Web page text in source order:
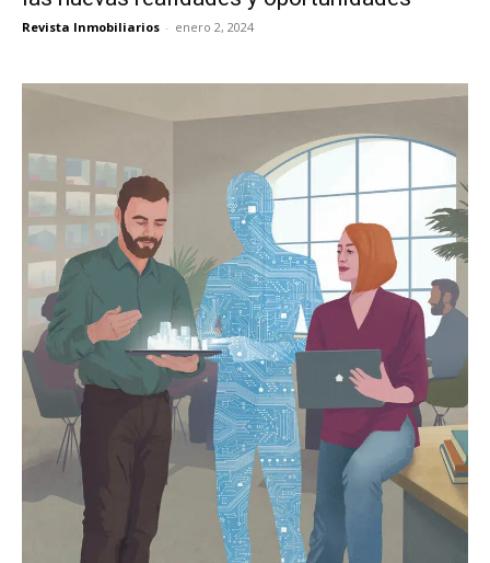
Revista Inmobiliarios - enero 2, 2024